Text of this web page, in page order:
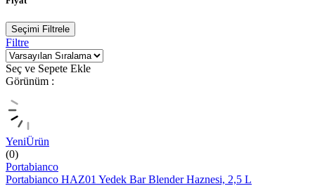
Seçimi Filtrele
Filtre
Seç ve Sepete Ekle
Görünüm :
YeniÜrün
(0)
Portabianco
Portabianco HAZ01 Yedek Bar Blender Haznesi, 2,5 L